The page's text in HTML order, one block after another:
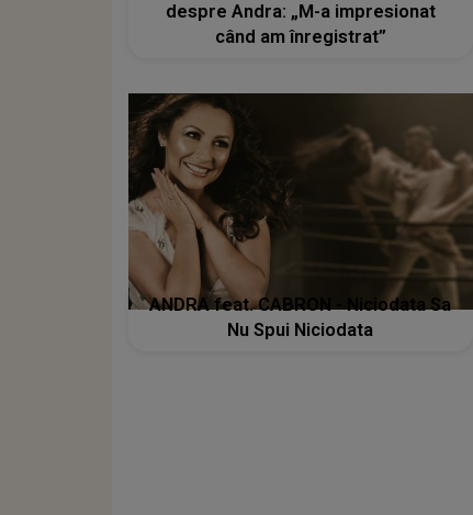
despre Andra: „M-a impresionat
când am înregistrat”
ANDRA feat. CABRON - Niciodata Sa
Nu Spui Niciodata